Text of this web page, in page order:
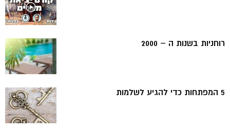
רוחניות בשנות ה – 2000
5 המפתחות כדי להגיע לשלמות